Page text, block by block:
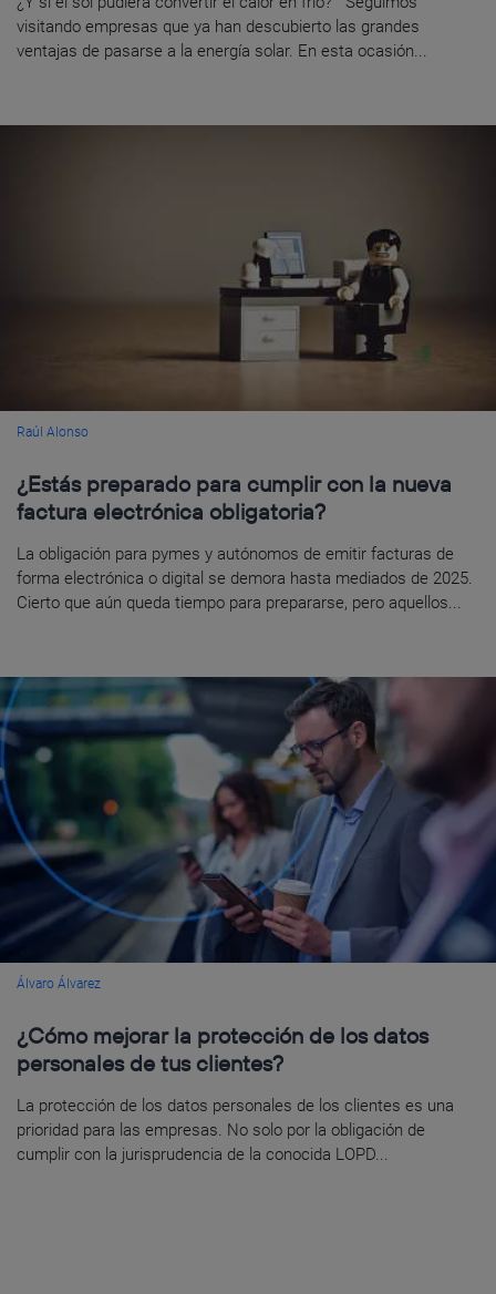
visitando empresas que ya han descubierto las grandes
ventajas de pasarse a la energía solar. En esta ocasión...
Raúl Alonso
¿Estás preparado para cumplir con la nueva
factura electrónica obligatoria?
La obligación para pymes y autónomos de emitir facturas de
forma electrónica o digital se demora hasta mediados de 2025.
Cierto que aún queda tiempo para prepararse, pero aquellos...
Álvaro Álvarez
¿Cómo mejorar la protección de los datos
personales de tus clientes?
La protección de los datos personales de los clientes es una
prioridad para las empresas. No solo por la obligación de
cumplir con la jurisprudencia de la conocida LOPD...